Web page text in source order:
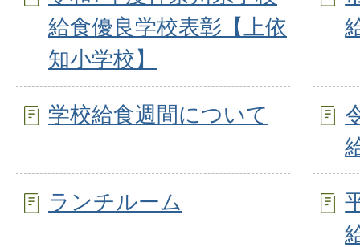
給食優良学校表彰【上依
知小学校】
学校給食週間について
ランチルーム